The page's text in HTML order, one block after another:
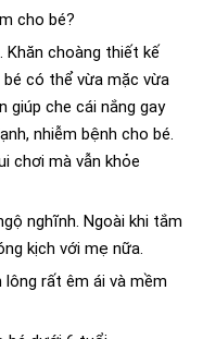
cho bé?
Khăn choàng thiết kế
có thể vừa mặc vừa
che cái nắng gay
nhiễm bệnh cho bé.
chơi mà vẫn khỏe
nghĩnh. Ngoài khi tắm
kịch với mẹ nữa.
lông rất êm ái và mềm